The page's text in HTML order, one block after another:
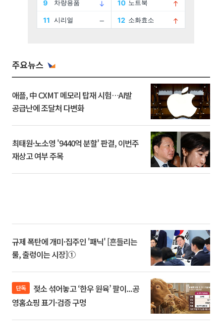
주요뉴스
애플, 中 CXMT 메모리 탑재 시험…AI발
공급난에 조달처 다변화
최태원·노소영 '9440억 분할' 판결, 이번주
재상고 여부 주목
규제 폭탄에 개미·집주인 '패닉' [흔들리는
룰, 출렁이는 시장]①
단독
영홈쇼핑 표기·검증 구멍